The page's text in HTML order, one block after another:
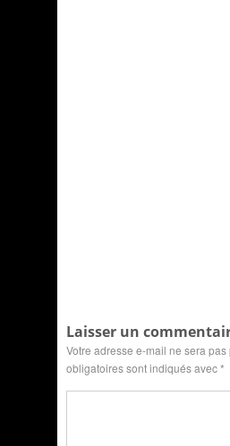
Laisser un
Votre adresse e-mail ne sera pas
obligatoires sont indiqués avec*